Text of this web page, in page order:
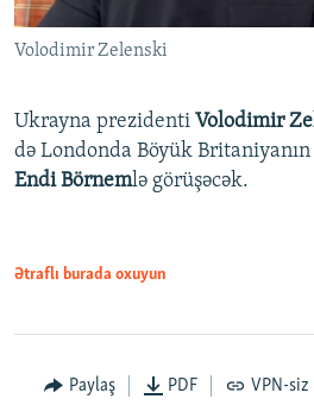
Volodimir Zelenski
Ukrayna prezidenti Volodimir
də Londonda Böyük
Endi Börnemlə görüşəcək.
Ətraflı burada oxuyun
Paylaş PDF VPN-siz